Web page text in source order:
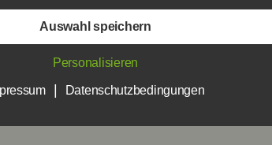
Hahn
Auswahl speichern
Personalisieren
| Datenschutzbedingungen